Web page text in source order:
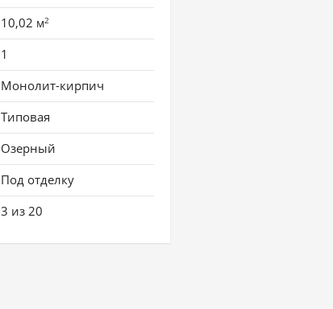
10,02 м2
1
Монолит-кирпич
Типовая
Озерный
Под отделку
3 из 20